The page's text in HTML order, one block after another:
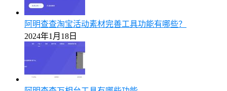
阿明查查淘宝活动素材完善工具功能有哪些？
2024年1月18日